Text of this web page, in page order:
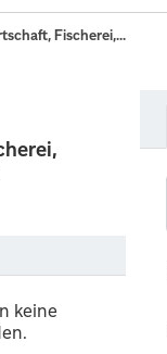
Fischerei,...
keine